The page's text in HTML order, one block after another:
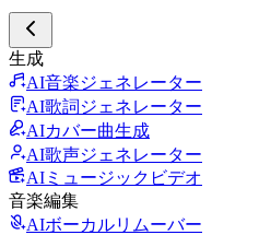
生成
AI音楽ジェネレーター
AI歌詞ジェネレーター
AIカバー曲生成
AI歌声ジェネレーター
AIミュージックビデオ
音楽編集
AIボーカルリムーバー